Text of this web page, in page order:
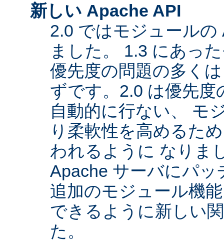
新しい Apache API
2.0 ではモジュール
ました。 1.3 にあっ
優先度の問題の多く
ずです。2.0 は優先
自動的に行ない、 モ
り柔軟性を高めるた
われるように なりま
Apache サーバにパ
追加のモジュール機
できるように新しい
た。